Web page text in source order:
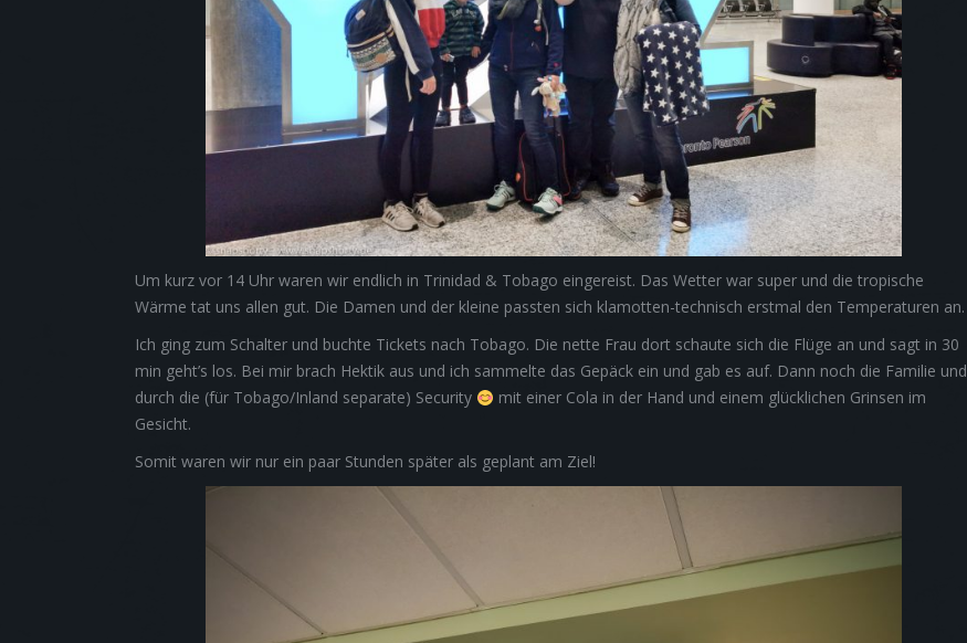
Um kurz vor 14 Uhr waren wir endlich in Trinidad & Tobago eingereist. Das Wetter war super und die tropische
Wärme tat uns allen gut. Die Damen und der kleine passten sich klamotten-technisch erstmal den Temperaturen an.
Ich ging zum Schalter und buchte Tickets nach Tobago. Die nette Frau dort schaute sich die Flüge an und sagt in 30
min geht’s los. Bei mir brach Hektik aus und ich sammelte das Gepäck ein und gab es auf. Dann noch die Familie und
durch die (für Tobago/Inland separate) Security
mit einer Cola in der Hand und einem glücklichen Grinsen im
Gesicht.
Somit waren wir nur ein paar Stunden später als geplant am Ziel!